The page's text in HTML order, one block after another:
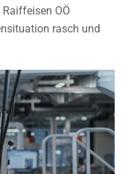
OÖ
rasch und